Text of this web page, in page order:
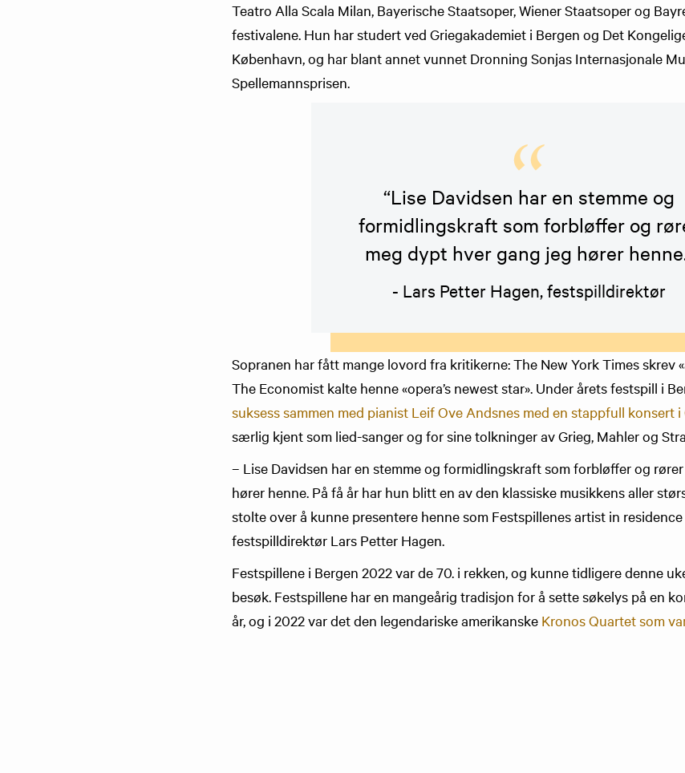
Teatro Alla Scala Milan, Bayerische Staatsoper, Wiener Staatsoper og
festivalene. Hun har studert ved Griegakademiet i Bergen og Det
København, og har blant annet vunnet Dronning Sonjas Internasjonale
Spellemannsprisen.
“Lise Davidsen har en stemme og
formidlingskraft som forbløffer og
meg dypt hver gang jeg hører
- Lars Petter Hagen, festspilldirektør
Sopranen har fått mange lovord fra kritikerne: The New York Times skrev
The Economist kalte henne «opera’s newest star». Under årets festspill i
suksess sammen med pianist Leif Ove Andsnes med en stappfull konsert
særlig kjent som lied-sanger og for sine tolkninger av Grieg, Mahler og
– Lise Davidsen har en stemme og formidlingskraft som forbløffer og
hører henne. På få år har hun blitt en av den klassiske musikkens aller
stolte over å kunne presentere henne som Festspillenes artist in residence
festspilldirektør Lars Petter Hagen.
Festspillene i Bergen 2022 var de 70. i rekken, og kunne tidligere denne
besøk. Festspillene har en mangeårig tradisjon for å sette søkelys på en
år, og i 2022 var det den legendariske amerikanske Kronos Quartet som